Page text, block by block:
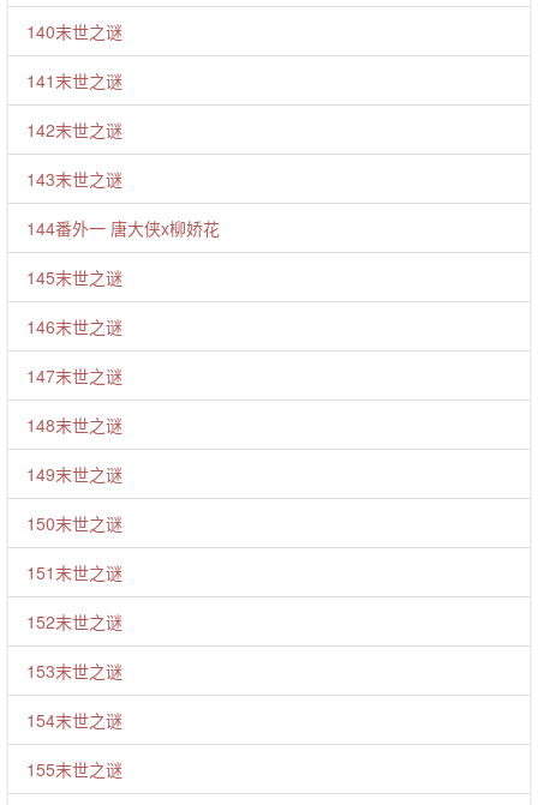
140末世之谜
141末世之谜
142末世之谜
143末世之谜
144番外一 唐大侠x柳娇花
145末世之谜
146末世之谜
147末世之谜
148末世之谜
149末世之谜
150末世之谜
151末世之谜
152末世之谜
153末世之谜
154末世之谜
155末世之谜